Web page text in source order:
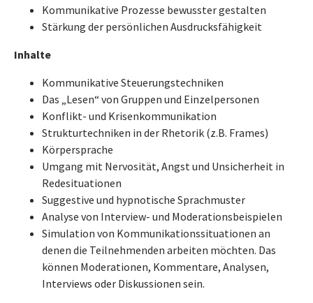
Kommunikative Prozesse bewusster gestalten
Stärkung der persönlichen Ausdrucksfähigkeit
Inhalte
Kommunikative Steuerungstechniken
Das „Lesen“ von Gruppen und Einzelpersonen
Konflikt- und Krisenkommunikation
Strukturtechniken in der Rhetorik (z.B. Frames)
Körpersprache
Umgang mit Nervosität, Angst und Unsicherheit in
Redesituationen
Suggestive und hypnotische Sprachmuster
Analyse von Interview- und Moderationsbeispielen
Simulation von Kommunikationssituationen an
denen die Teilnehmenden arbeiten möchten. Das
können Moderationen, Kommentare, Analysen,
Interviews oder Diskussionen sein.